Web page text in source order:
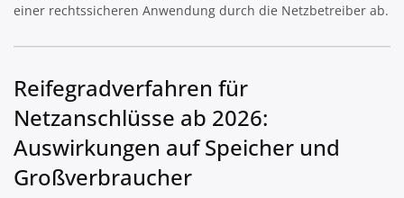
einer rechtssicheren Anwendung durch die Netzbetreiber ab.
Reifegradverfahren für
Netzanschlüsse ab 2026:
Auswirkungen auf Speicher und
Großverbraucher